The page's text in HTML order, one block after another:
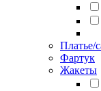
Платье/
Фартук
Жакеты